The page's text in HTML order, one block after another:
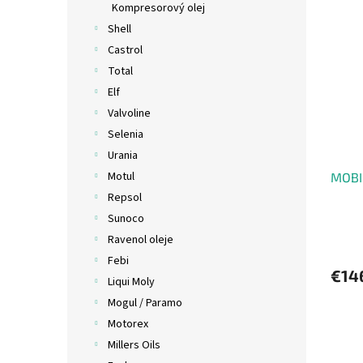
Kompresorový olej
Shell
Castrol
Total
Elf
Valvoline
Selenia
Urania
Motul
Repsol
Sunoco
Ravenol oleje
Febi
Liqui Moly
Mogul / Paramo
Motorex
Millers Oils